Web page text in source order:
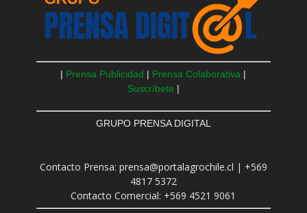
| Prensa Publicidad | Prensa Colaborativa |
Suscríbete |
GRUPO PRENSA DIGITAL
Contacto Prensa: prensa@portalagrochile.cl | +569
4817 5372
Contacto Comercial: +569 4521 9061